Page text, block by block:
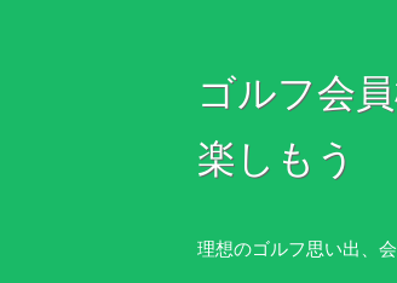
ゴルフ会
楽しもう
理想のゴルフ思い出、